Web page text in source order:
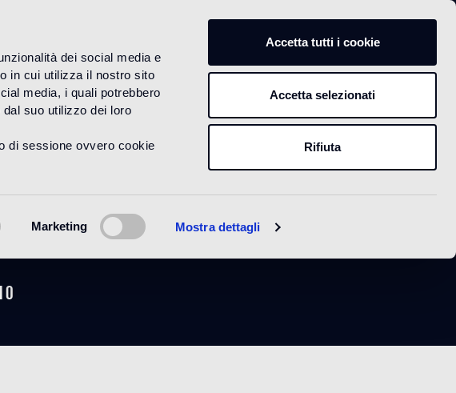
dei social media e
in cui utilizza il nostro sito
media, i quali potrebbero
suo utilizzo dei loro
di sessione ovvero cookie
Marketing Mostra dettagli
Accetta tutti i cookie
Accetta selezionati
Rifiuta